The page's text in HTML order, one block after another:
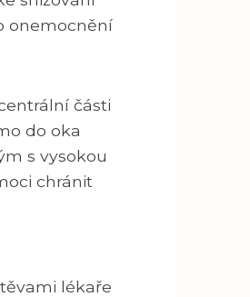
onemocnění
části
do oka
s vysokou
chránit
lékaře